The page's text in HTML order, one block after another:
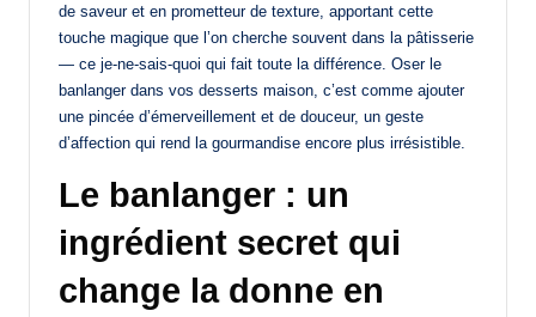
de saveur et en prometteur de texture, apportant cette
touche magique que l’on cherche souvent dans la pâtisserie
— ce je-ne-sais-quoi qui fait toute la différence. Oser le
banlanger dans vos desserts maison, c’est comme ajouter
une pincée d’émerveillement et de douceur, un geste
d’affection qui rend la gourmandise encore plus irrésistible.
Le banlanger : un
ingrédient secret qui
change la donne en